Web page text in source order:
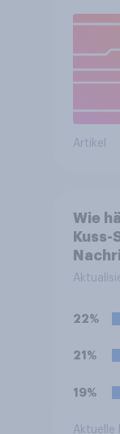
Artikel
Wie
22%
21%
19%
Aktuelle